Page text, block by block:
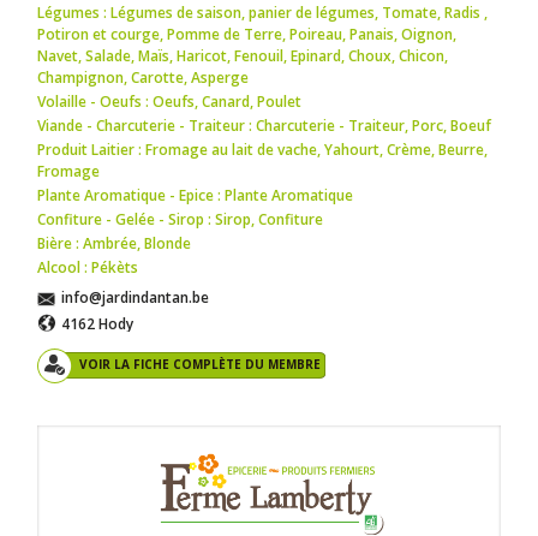
Légumes : Légumes de saison,panier de légumes, Tomate,Radis ,
Potiron et courge,Pomme de Terre,Poireau,Panais,Oignon,
Navet,Salade,Maïs,Haricot,Fenouil,Epinard,Choux,Chicon,
Champignon,Carotte,Asperge
Volaille - Oeufs : Oeufs,Canard,Poulet
Viande - Charcuterie - Traiteur : Charcuterie - Traiteur,Porc,Boeuf
Produit Laitier : Fromage au lait de vache,Yahourt,Crème,Beurre,
Fromage
Plante Aromatique - Epice : Plante Aromatique
Confiture - Gelée - Sirop : Sirop,Confiture
Bière : Ambrée,Blonde
Alcool : Pékèts
info@jardindantan.be
4162 Hody
VOIR LA FICHE COMPLÈTE DU MEMBRE